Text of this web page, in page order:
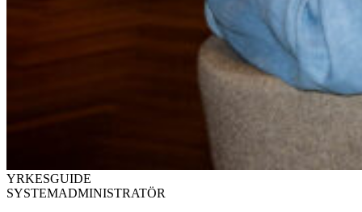
YRKESGUIDE
SYSTEMADMINISTRATÖR